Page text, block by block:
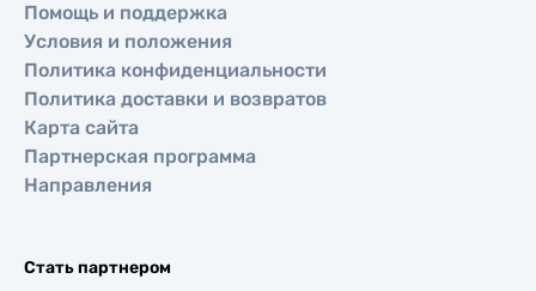
Помощь и поддержка
Условия и положения
Политика конфиденциальности
Политика доставки и возвратов
Карта сайта
Партнерская программа
Направления
Стать партнером